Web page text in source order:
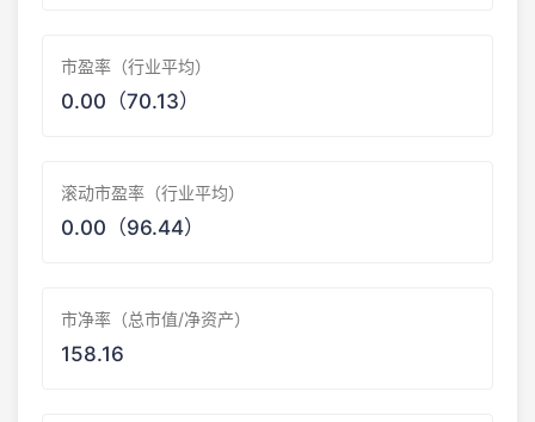
市盈率（行业平均）
0.00（70.13）
滚动市盈率（行业平均）
0.00（96.44）
市净率（总市值/净资产）
158.16